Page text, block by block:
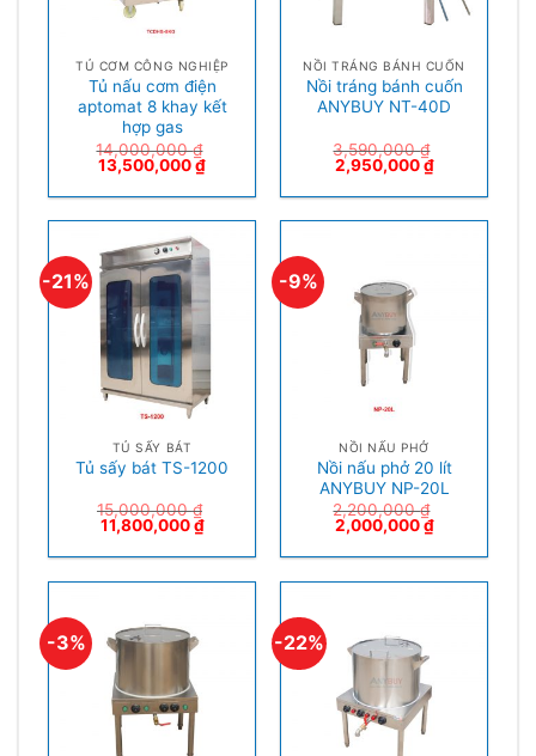
TỦ CƠM CÔNG NGHIỆP
Tủ nấu cơm điện
aptomat 8 khay kết
hợp gas
14,000,000₫
13,500,000₫
NỒI TRÁNG BÁNH CUỐN
Nồi tráng bánh cuốn
ANYBUY NT-40D
3,590,000₫
2,950,000₫
-21%
TỦ SẤY BÁT
Tủ sấy bát TS-1200
15,000,000₫
11,800,000₫
-9%
NỒI NẤU PHỞ
Nồi nấu phở 20 lít
ANYBUY NP-20L
2,200,000₫
2,000,000₫
-3% -22%